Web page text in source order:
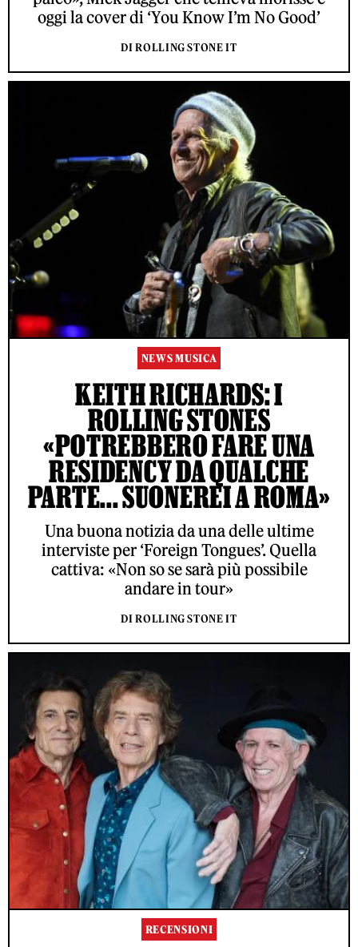
oggi la cover di ‘You Know I’m No Good’
DI ROLLING STONE IT
NEWS MUSICA
KEITH RICHARDS: I
ROLLING STONES
«POTREBBERO FARE UNA
RESIDENCY DA QUALCHE
PARTE... SUONEREI A ROMA»
Una buona notizia da una delle ultime
interviste per ‘Foreign Tongues’. Quella
cattiva: «Non so se sarà più possibile
andare in tour»
DI ROLLING STONE IT
RECENSIONI